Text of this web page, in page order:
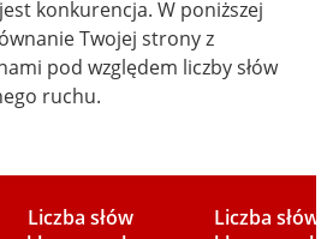
konkurencja. W poniższej
Twojej strony z
pod względem liczby słów
ruchu.
Liczba słów
Liczba słów